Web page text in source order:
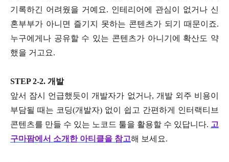
기록하긴 어려웠을 거예요. 인테리어에 관심이 없거나 신
혼부부가 아니면 즐기지 못하는 콘텐츠가 되기 때문이죠.
누구에게나 공유할 수 있는 콘텐츠가 아니기에 확산도 약
했을 거고요.
STEP 2-2. 개발
앞서 잠시 언급했듯이 개발자가 없거나, 개발 외주 비용이
부담될 때는 코딩(개발자) 없이 쉽고 간편하게 인터랙티브
콘텐츠를 만들 수 있는 노코드 툴을 활용할 수 있답니다. 고
구마팜에서 소개한 아티클을 참고해 보세요.